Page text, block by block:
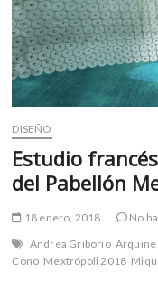
DISEÑO
Estudio
del Pabellón
18 enero, 2018
No
Andrea Griborio Arquine
Cono Mextrópoli 2018